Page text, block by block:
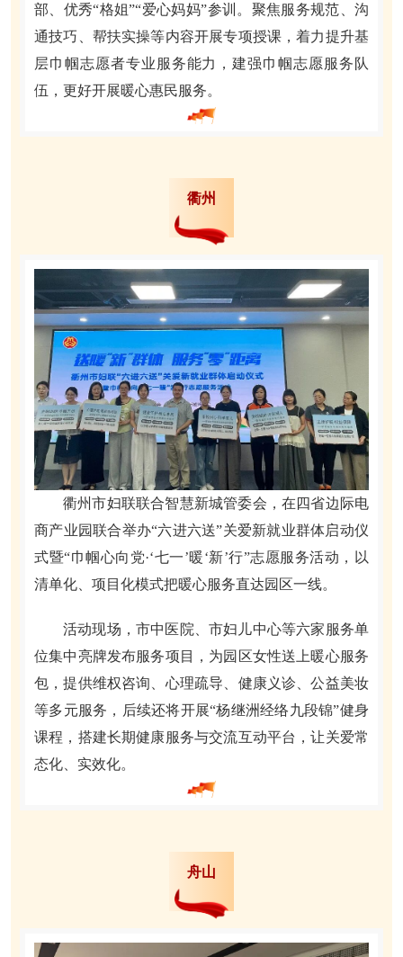
部、优秀“格姐”“爱心妈妈”参训。聚焦服务规范、沟
通技巧、帮扶实操等内容开展专项授课，着力提升基
层巾帼志愿者专业服务能力，建强巾帼志愿服务队
伍，更好开展暖心惠民服务。
衢州
衢州市妇联联合智慧新城管委会，在四省边际电
商产业园联合举办“六进六送”关爱新就业群体启动仪
式暨“巾帼心向党·‘七一’暖‘新’行”志愿服务活动，以
清单化、项目化模式把暖心服务直达园区一线。
活动现场，市中医院、市妇儿中心等六家服务单
位集中亮牌发布服务项目，为园区女性送上暖心服务
包，提供维权咨询、心理疏导、健康义诊、公益美妆
等多元服务，后续还将开展“杨继洲经络九段锦”健身
课程，搭建长期健康服务与交流互动平台，让关爱常
态化、实效化。
舟山